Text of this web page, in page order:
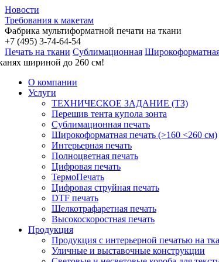
Новости
Требования к макетам
Фабрика мультиформатной печати на ткани
+7 (495) 3-74-64-54
Печать на ткани Сублимационная
шириной до 260 см!
О компании
Услуги
ТЕХНИЧЕСКОЕ ЗАДАНИЕ (ТЗ)
Перешив тента купола зонта
Сублимационная печать
Широкоформатная печать (>160 <260 см)
Интерьерная печать
Полноцветная печать
Цифровая печать
ТермоПечать
Цифровая струйная печать
DTF печать
Шелкотрафаретная печать
Высокоскоростная печать
Продукция
Продукция с интерьерной печатью на
Уличные и выставочные конструкции